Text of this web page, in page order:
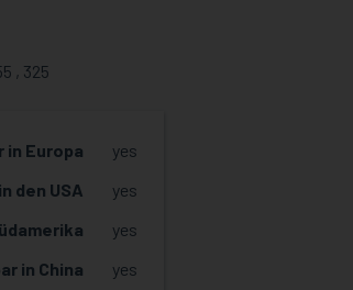
, 325
in Europa
yes
den USA
yes
yes
in China
yes